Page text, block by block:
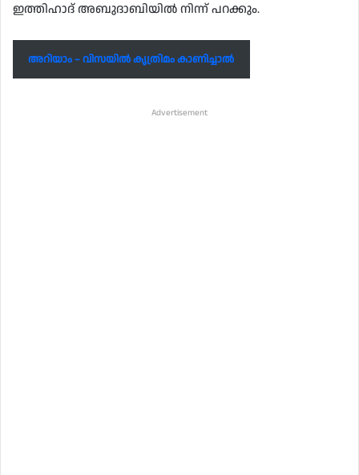
ഇത്തിഹാദ് അബുദാബിയിൽ നിന്ന് പറക്കും.
അറിയാം – വിസയിൽ കൃത്രിമം കാണിച്ചാൽ
Advertisement